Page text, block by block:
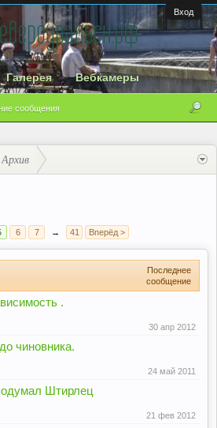
Вход
сообщения
Галерея Вебкамеры
Архив
6 7 → 41 Вперёд >
Последнее
сообщение
.
30 апр 2012
чиновника.
24 май 2011
Штирлец
21 фев 2012